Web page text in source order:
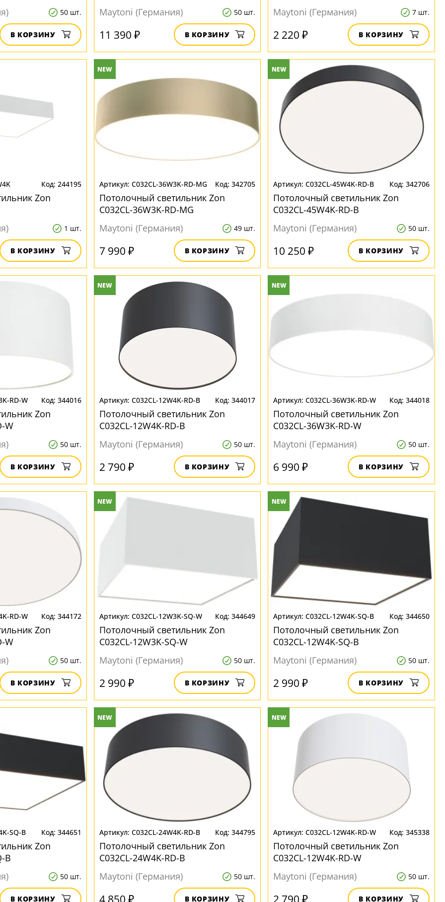
50 шт.
В КОРЗИНУ
Maytoni (Германия)
50 шт.
11 390 ₽ В КОРЗИНУ
Maytoni (Германия)
7 шт.
2 220 ₽ В КОРЗИНУ
244195
Zon
1 шт.
В КОРЗИНУ
NEW
C032CL-36W3K-RD-MG 342705
Потолочный светильник Zon
C032CL-36W3K-RD-MG
Maytoni (Германия)
49 шт.
7 990 ₽ В КОРЗИНУ
NEW
C032CL-45W4K-RD-B 342706
Потолочный светильник Zon
C032CL-45W4K-RD-B
Maytoni (Германия)
50 шт.
10 250 ₽ В КОРЗИНУ
RD-W 344016
Zon
W
50 шт.
В КОРЗИНУ
NEW
C032CL-12W4K-RD-B 344017
Потолочный светильник Zon
C032CL-12W4K-RD-B
Maytoni (Германия)
50 шт.
2 790 ₽ В КОРЗИНУ
NEW
C032CL-36W3K-RD-W 344018
Потолочный светильник Zon
C032CL-36W3K-RD-W
Maytoni (Германия)
50 шт.
6 990 ₽ В КОРЗИНУ
RD-W 344172
Zon
W
50 шт.
В КОРЗИНУ
NEW
C032CL-12W3K-SQ-W 344649
Потолочный светильник Zon
C032CL-12W3K-SQ-W
Maytoni (Германия)
50 шт.
2 990 ₽ В КОРЗИНУ
NEW
C032CL-12W4K-SQ-B 344650
Потолочный светильник Zon
C032CL-12W4K-SQ-B
Maytoni (Германия)
50 шт.
2 990 ₽ В КОРЗИНУ
SQ-B 344651
Zon
B
50 шт.
В КОРЗИНУ
NEW
C032CL-24W4K-RD-B 344795
Потолочный светильник Zon
C032CL-24W4K-RD-B
Maytoni (Германия)
50 шт.
4 850 ₽ В КОРЗИНУ
NEW
C032CL-12W4K-RD-W 345338
Потолочный светильник Zon
C032CL-12W4K-RD-W
Maytoni (Германия)
50 шт.
2 790 ₽ В КОРЗИНУ